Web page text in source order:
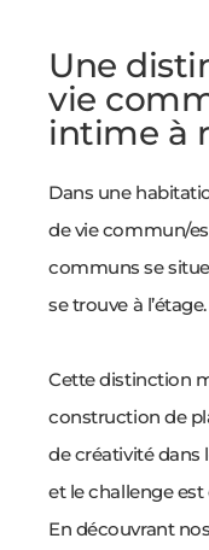
Une
vie
intime à
Dans une
de vie commun/
communs se
se trouve à l’étage.
Cette distinction
construction de
de créativité dans
et le challenge
En découvrant nos